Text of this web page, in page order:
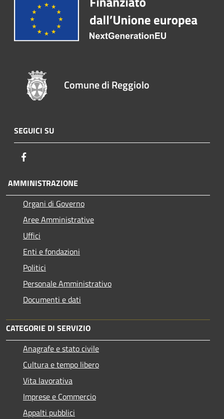
Comune di Reggiolo
SEGUICI SU
AMMINISTRAZIONE
Organi di Governo
Aree Amministrative
Uffici
Enti e fondazioni
Politici
Personale Amministrativo
Documenti e dati
CATEGORIE DI SERVIZIO
Anagrafe e stato civile
Cultura e tempo libero
Vita lavorativa
Imprese e Commercio
Appalti pubblici